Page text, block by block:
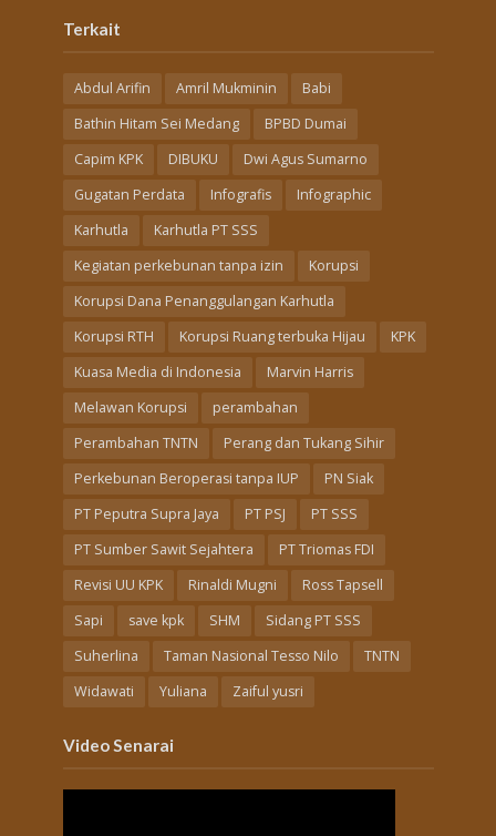
Terkait
Abdul Arifin Amril Mukminin
Babi
Bathin Hitam Sei Medang
BPBD Dumai
Capim KPK
DIBUKU
Dwi Agus Sumarno
Gugatan Perdata
Infografis
Infographic
Karhutla
Karhutla PT SSS
Kegiatan perkebunan tanpa izin
Korupsi
Korupsi Dana Penanggulangan Karhutla
Korupsi RTH
Korupsi Ruang terbuka Hijau
KPK
Kuasa Media di Indonesia
Marvin Harris
Melawan Korupsi
perambahan
Perambahan TNTN
Perang dan Tukang Sihir
Perkebunan Beroperasi tanpa IUP
PN Siak
PT Peputra Supra Jaya
PT PSJ
PT SSS
PT Sumber Sawit Sejahtera
PT Triomas FDI
Revisi UU KPK
Rinaldi Mugni
Ross Tapsell
Sapi
save kpk SHM
Sidang PT SSS
Suherlina
Taman Nasional Tesso Nilo
TNTN
Widawati
Yuliana Zaiful yusri
Video Senarai